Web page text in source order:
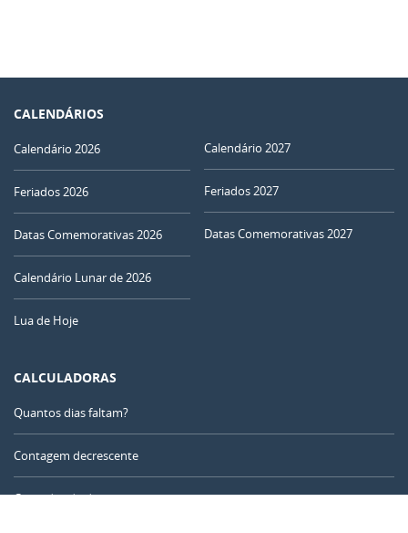
CALENDÁRIOS
Calendário 2026
Feriados 2026
Datas Comemorativas 2026
Calendário Lunar de 2026
Lua de Hoje
Calendário 2027
Feriados 2027
Datas Comemorativas 2027
CALCULADORAS
Quantos dias faltam?
Contagem decrescente
Contador de dias